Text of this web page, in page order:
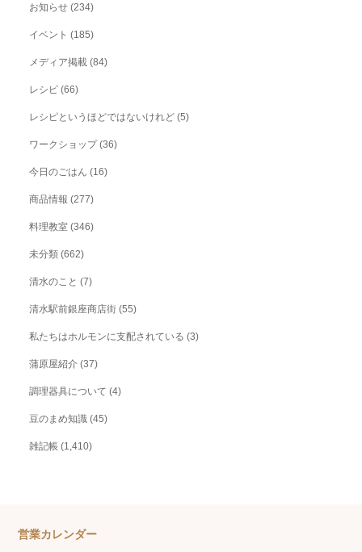
お知らせ (234)
イベント (185)
メディア掲載 (84)
レシピ (66)
レシピというほどではないけれど (5)
ワークショップ(36)
今日のごはん (16)
商品情報 (277)
料理教室 (346)
未分類 (662)
清水のこと (7)
清水駅前銀座商店街 (55)
私たちはホルモンに支配されている (3)
蒲原屋紹介 (37)
調理器具について (4)
豆のまめ知識 (45)
雑記帳 (1,410)
営業カレンダー